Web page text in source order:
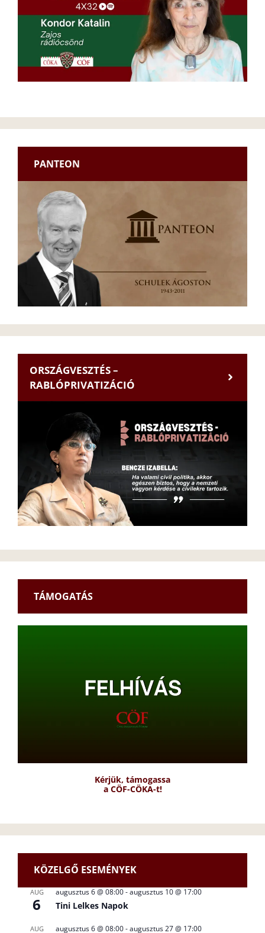
PANTEON
ORSZÁGVESZTÉS –
RABLÓPRIVATIZÁCIÓ
TÁMOGATÁS
Kérjük, támogassa
a CÖF-CÖKA-t!
KÖZELGŐ ESEMÉNYEK
AUG
6
augusztus 6 @ 08:00-augusztus 10 @ 17:00
Tini Lelkes Napok
AUG augusztus 6 @ 08:00-augusztus 27 @ 17:00